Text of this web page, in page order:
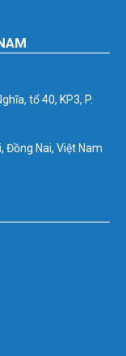
tổ 40, KP3, P.
Đồng Nai, Việt Nam